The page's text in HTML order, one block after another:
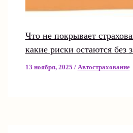
Что не покрывает
какие риски остаются без
13 ноября, 2025 / Автострахование